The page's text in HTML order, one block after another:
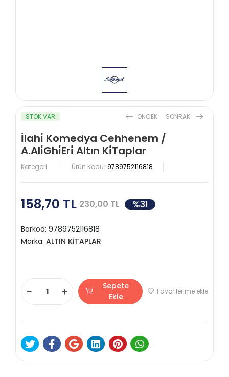
STOK VAR ONCEKI SONRAKI
İlahi̇ Komedya Cehhenem /
A.Ali̇Ghi̇Eri̇ Altın Ki̇Taplar
Kategori: Ürün Kodu: 9789752116818
158,70 TL 230,00 TL %31
Barkod: 9789752116818
Marka: ALTIN KİTAPLAR
Sepete
Ekle
Favorilerime ekle